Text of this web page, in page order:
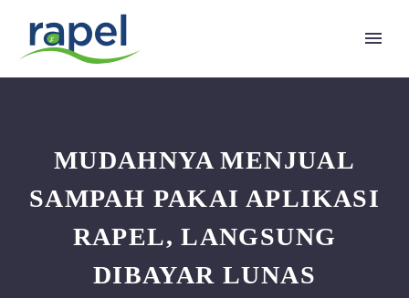
MUDAHNYA MENJUAL
SAMPAH PAKAI APLIKASI
RAPEL, LANGSUNG
DIBAYAR LUNAS